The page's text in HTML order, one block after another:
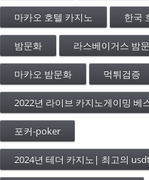
마카오 호텔 카지노 한국
밤문화 라스베이거스 밤
마카오 밤문화 먹튀검증
2022년 라이브 카지노게이밍 베
포커-poker
2024년 테더 카지노| 최고의